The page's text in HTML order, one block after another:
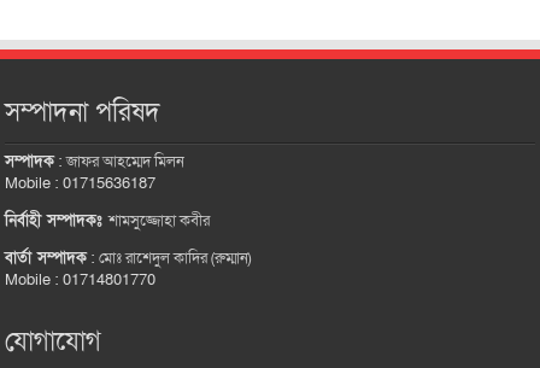
সম্পাদনা পরিষদ
সম্পাদক:জাফর আহম্মেদ মিলন
Mobile : 01715636187
নির্বাহী সম্পাদকঃশামসুজ্জোহা কবীর
বার্তা সম্পাদক:মোঃ রাশেদুল কাদির (রুম্মান)
Mobile : 01714801770
যোগাযোগ